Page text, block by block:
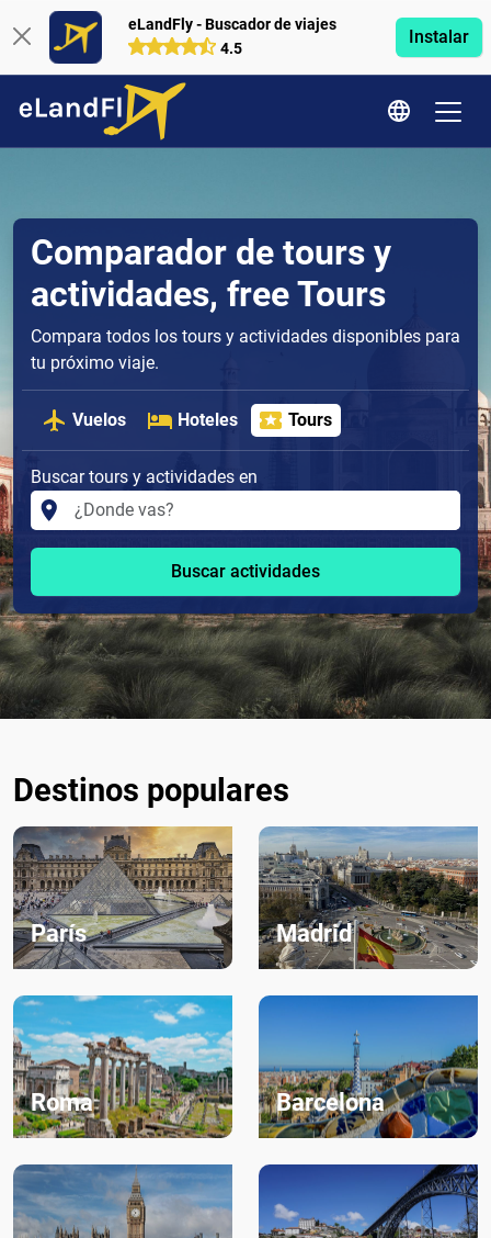
eLandFly - Buscador de viajes
4.5
Instalar
Comparador de tours y
actividades, free Tours
Compara todos los tours y actividades disponibles para
tu próximo viaje.
Vuelos Hoteles Tours
Buscar tours y actividades en
Buscar actividades
Destinos populares
París Madrid
Roma Barcelona